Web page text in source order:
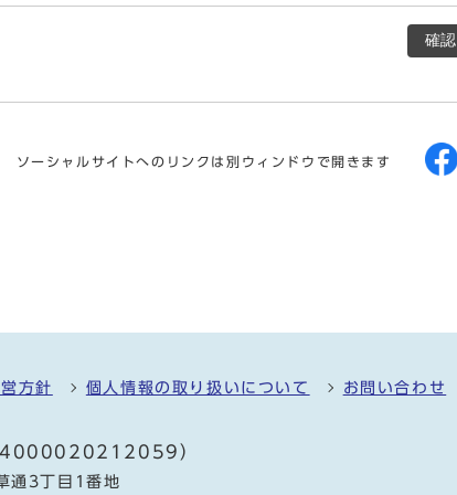
確認
ソーシャルサイトへのリンクは別ウィンドウで開きます
方針 個人情報の取り扱いについて お問い合わせ
4000020212059）
通3丁目1番地